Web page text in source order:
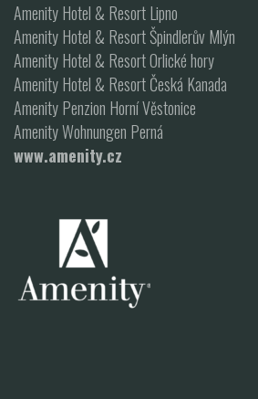
Amenity Hotel & Resort Lipno
Amenity Hotel & Resort Špindlerův Mlýn
Amenity Hotel & Resort Orlické hory
Amenity Hotel & Resort Česká Kanada
Amenity Penzion Horní Věstonice
Amenity Wohnungen Perná
www.amenity.cz